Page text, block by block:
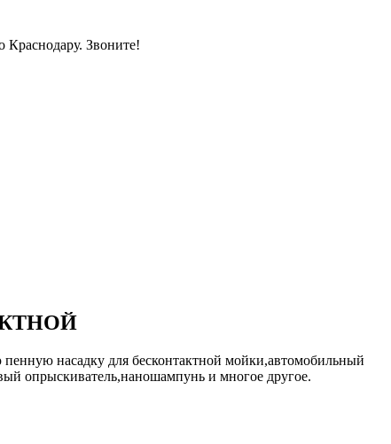
Краснодару. Звоните!
насадку для бесконтактной мойки,автомобильный
опрыскиватель,наношампунь и многое другое.